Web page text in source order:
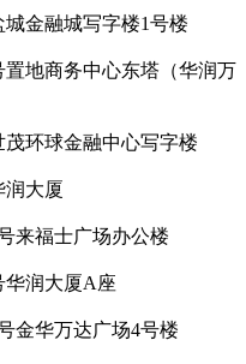
城金融城写字楼1号楼
置地商务中心东塔（华润万
茂环球金融中心写字楼
润大厦
来福士广场办公楼
华润大厦A座
金华万达广场4号楼